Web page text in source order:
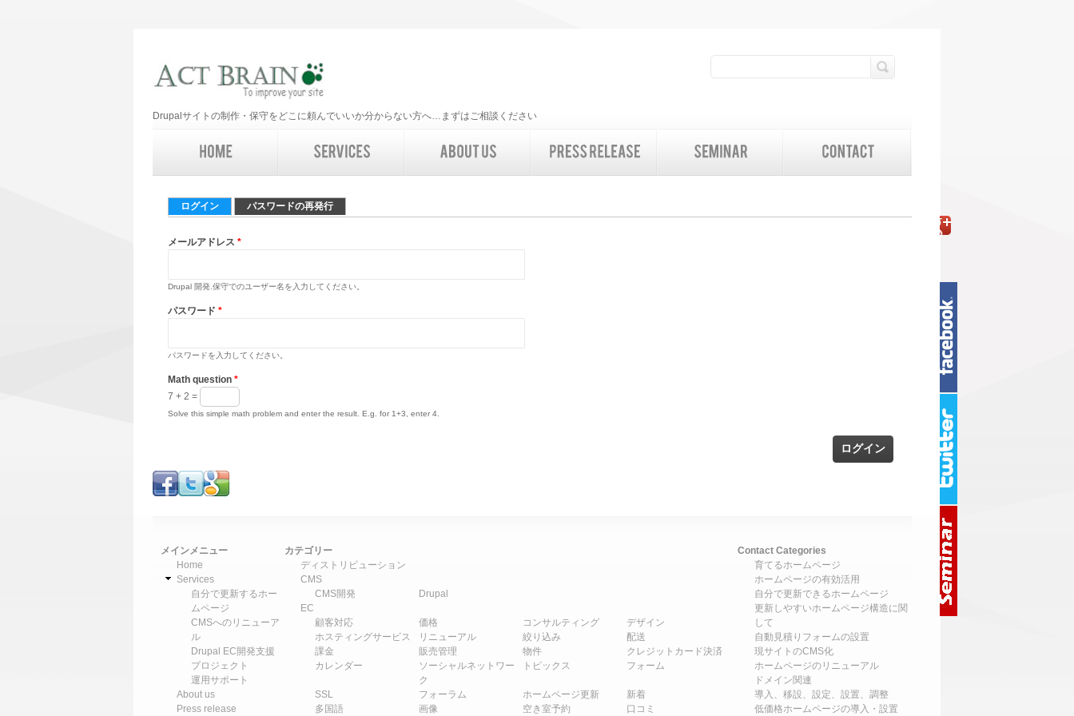
Drupalサイトの制作・保守をどこに頼んでいいか分からない方へ…まずはご相談ください
プライマリータブ
ログイン (アクティブなタブ)
パスワードの再発行
メールアドレス *
Drupal 開発.保守でのユーザー名を入力してください。
パスワード *
パスワードを入力してください。
Math question *
7 + 2 =
Solve this simple math problem and enter the result. E.g. for 1+3, enter 4.
メインメニュー
Home
Services
自分で更新するホー
ムページ
CMSへのリニューア
ル
Drupal EC開発支援
プロジェクト
運用サポート
About us
Press release
カテゴリー
ディストリビューション
CMS
CMS開発
Drupal
EC
顧客対応
価格 コンサルティング
デザイン
ホスティングサービス
リニューアル 絞り込み
配送
課金
販売管理 物件
クレジットカード決済
カレンダー
ソーシャルネットワー
ク
トピックス フォーム
SSL フォーラム ホームページ更新
新着
多国語
画像 空き室予約 口コミ
Contact Categories
育てるホームページ
ホームページの有効活用
自分で更新できるホームページ
更新しやすいホームページ構造に関
して
自動見積りフォームの設置
現サイトのCMS化
ホームページのリニューアル
ドメイン関連
導入、移設、設定、設置、調整
低価格ホームページの導入・設置